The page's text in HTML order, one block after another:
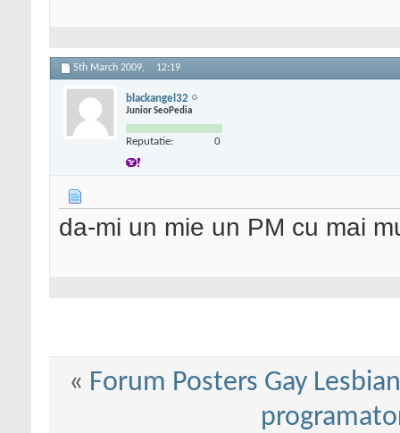
5th March 2009, 12:19
blackangel32
Junior SeoPedia
Reputatie: 0
da-mi un mie un PM cu mai
« Forum Posters Gay